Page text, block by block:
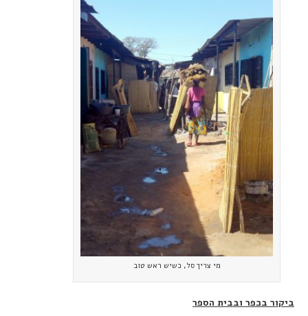
מי צריך סל, כשיש ראש טוב
ביקור בכפר ובבית הספר